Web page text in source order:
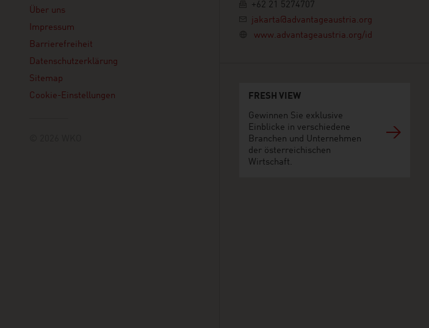
Über uns
Impressum
Barrierefreiheit
Datenschutzerklärung
Sitemap
Cookie-Einstellungen
+62 21 5274707
jakarta@advantageaustria.org
www.advantageaustria.org/id
FRESH VIEW
Gewinnen Sie exklusive
Einblicke in verschiedene
Branchen und Unternehmen
der österreichischen
Wirtschaft.